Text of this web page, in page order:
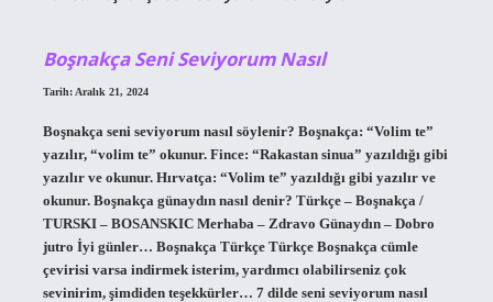
Boşnakça Seni Seviyorum Nasıl
Tarih: Aralık 21, 2024
Boşnakça seni seviyorum nasıl söylenir? Boşnakça: “Volim te”
yazılır, “volim te” okunur. Fince: “Rakastan sinua” yazıldığı gibi
yazılır ve okunur. Hırvatça: “Volim te” yazıldığı gibi yazılır ve
okunur. Boşnakça günaydın nasıl denir? Türkçe – Boşnakça /
TURSKI – BOSANSKIC Merhaba – Zdravo Günaydın – Dobro
jutro İyi günler… Boşnakça Türkçe Türkçe Boşnakça cümle
çevirisi varsa indirmek isterim, yardımcı olabilirseniz çok
sevinirim, şimdiden teşekkürler… 7 dilde seni seviyorum nasıl